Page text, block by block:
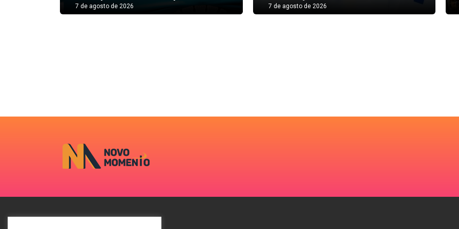
7 de agosto de 2026 7 de agosto de 2026